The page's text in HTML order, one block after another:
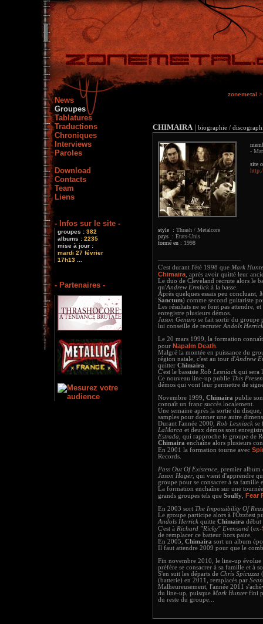
News
Groupes
Tablatures
Traductions
Chroniques
Interviews
Paroles
Download
Contacts
Team
Liens
- Infos sur le site -
groupes : 382
albums : 2235
mise à jour :
mardi 27 février
17h13 ...
- Partenaires -
zonemetal >
CHIMAIRA| biographie /
style : Thrash / Metalcore
pays : Etats-Unis
formé en : 1998
-
site
C'est durant l'été 1998 que Mark
Chimaira , après avoir quitté leur
Le duo de Cleveland recrute alors le
qu'Andrew Ermlick à la basse.
Après quelques essais peu concluant,
Sanctum) comme second guitariste
Les résultats ne se font pas attendre,
enregistre plusieurs démos.
Jason Genaro se fait sortir du groupe
lui conseille de recruter Andols Herrick
Le 20 mars 1999, la formation
pour Napalm Death
Malgré la montée en puissance du
région natale, c'est au tour d'Andrew
quitter Chimaira
C'est le bassiste Rob Lesniack qui sera
Ce nouveau line-up publie This
démos qui vont leur permettre de
Novembre 1999, Chimaira publie
connaît un franc succès localement.
Une semaine après la sortie du
samples pour donner une autre
Durant l'année 2000, Rob Lesniack se
LaMarca et deux démos sont
Estrada , qui rapproche le groupe de
Chimaira enchaîne alors plusieurs
En 2001 la formation tourne avec
Records.
Pass Out Of Existence , premier
Jason Hager, qui vient d'apprendre
groupe pour se consacrer à sa famille
La formation enchaîne sur une
grands groupes tels que Soulfy Fear
En 2003 sort The Impossibility Of
Le groupe participe alors à l'Ozzfest
Andols Herrick quitte Chimaira début
C'est à Richard "Ricky" Evensand (ex-
de remplacer ce batteur hors paire.
En 2005, Chimaira sort un album
Il faut attendre 2009 pour que le
Fin novembre 2010, le line-up évolue
préfère se consacrer à sa famille et à
S'en suit les départs de Chris Spicuzza
(batterie) en 2011, remplacés par
Malheureusement, l'année 2011
du line-up, puisque Mark Hunterfini
du reste du groupe...